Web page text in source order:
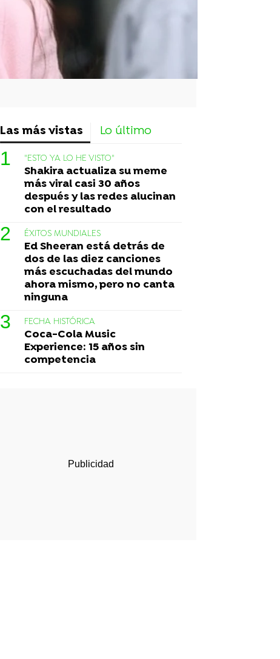
Las más vistas Lo último
"ESTO YA LO HE VISTO"
Shakira actualiza su meme
más viral casi 30 años
después y las redes alucinan
con el resultado
ÉXITOS MUNDIALES
Ed Sheeran está detrás de
dos de las diez canciones
más escuchadas del mundo
ahora mismo, pero no canta
ninguna
FECHA HISTÓRICA
Coca-Cola Music
Experience: 15 años sin
competencia